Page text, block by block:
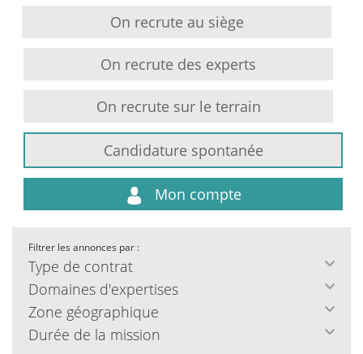
On recrute au siège
On recrute des experts
On recrute sur le terrain
Candidature spontanée
Mon compte
Filtrer les annonces par :
Type de contrat
Domaines d'expertises
Zone géographique
Durée de la mission